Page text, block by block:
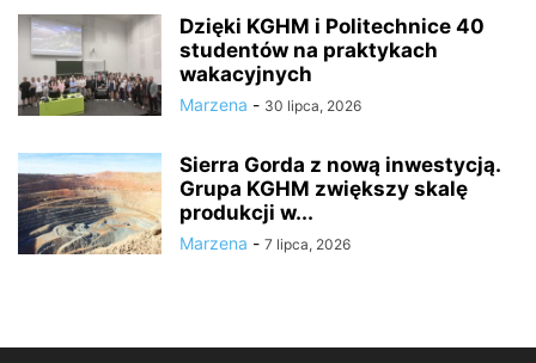
Dzięki KGHM i Politechnice 40
studentów na praktykach
wakacyjnych
Marzena - 30 lipca, 2026
Sierra Gorda z nową inwestycją.
Grupa KGHM zwiększy skalę
produkcji w...
Marzena - 7 lipca, 2026